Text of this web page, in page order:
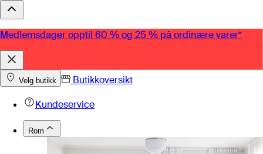
Medlemsdager opptil 60 % og 25 % på ordinære varer*
Velg butikk
Butikkoversikt
Kundeservice
Rom